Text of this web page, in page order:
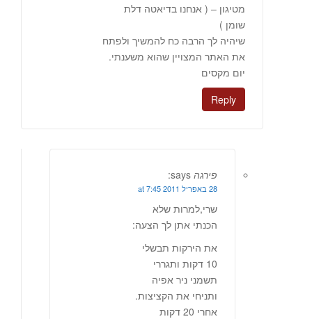
מטיגון – ( אנחנו בדיאטה דלת
שומן )
שיהיה לך הרבה כח להמשיך ולפתח
את האתר המצויין שהוא משענתי.
יום מקסים
Reply
פירגה says:
28 באפריל 2011 at 7:45
שרי,למרות שלא
הכנתי אתן לך הצעה:
את הירקות תבשלי
10 דקות ותגררי
תשמני ניר אפיה
ותניחי את הקציצות.
אחרי 20 דקות